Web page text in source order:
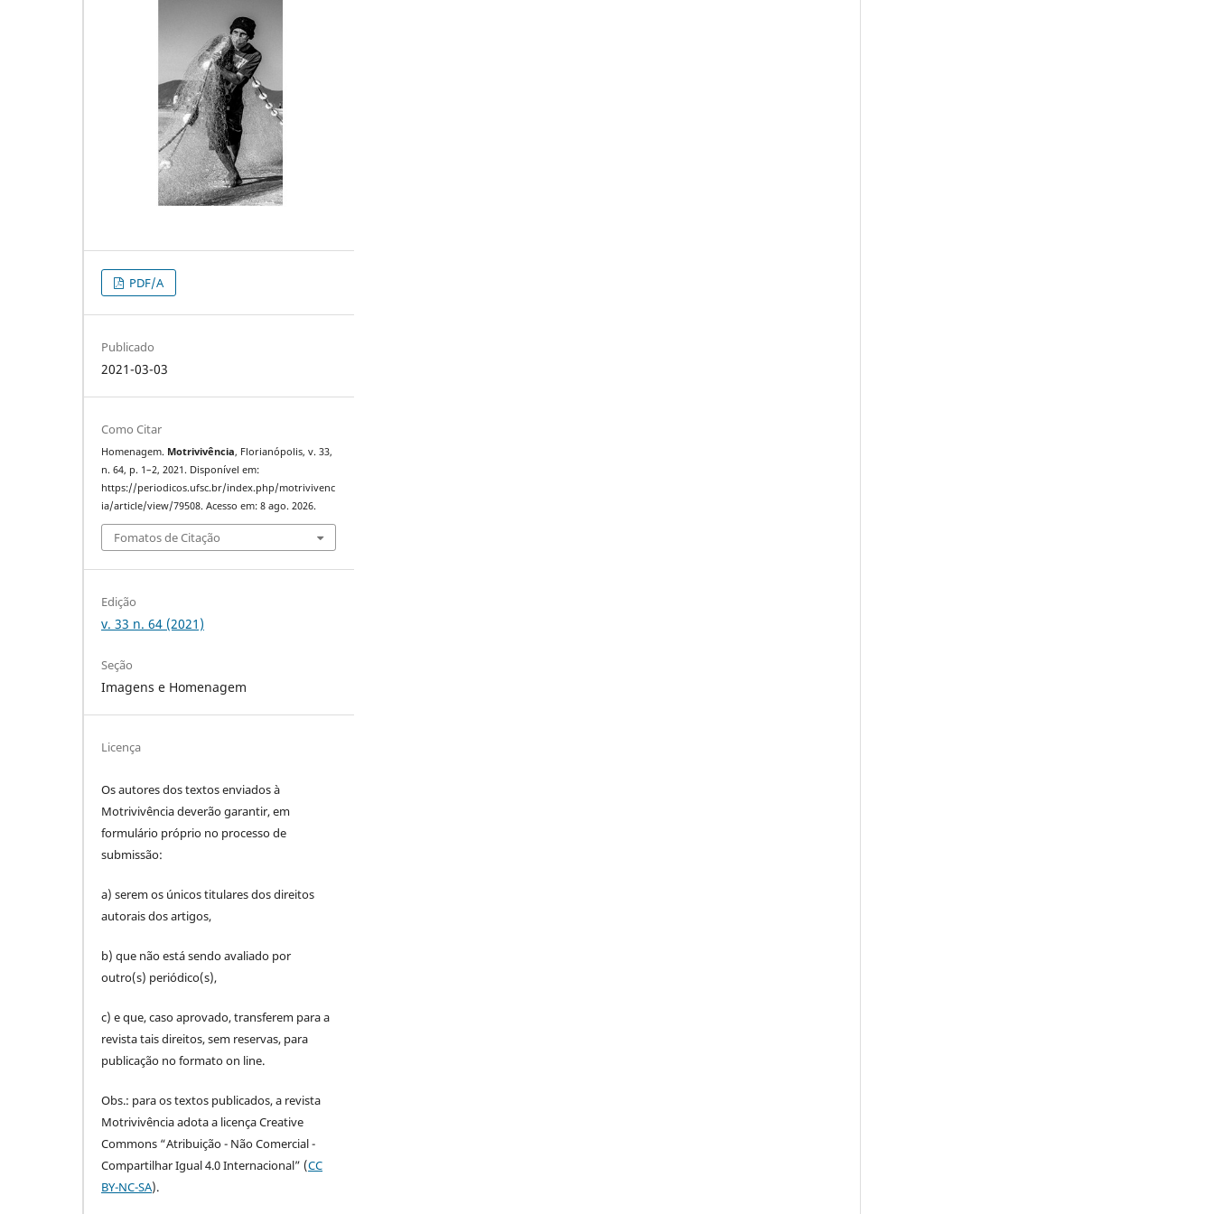
PDF/A
Publicado
2021-03-03
Como Citar
Homenagem. Motrivivência, Florianópolis, v. 33,
n. 64, p. 1–2, 2021. Disponível em:
https://periodicos.ufsc.br/index.php/motrivivenc
ia/article/view/79508. Acesso em: 8 ago. 2026.
Fomatos de Citação
Edição
v. 33 n. 64 (2021)
Seção
Imagens e Homenagem
Licença
Os autores dos textos enviados à
Motrivivência deverão garantir, em
formulário próprio no processo de
submissão:
a) serem os únicos titulares dos direitos
autorais dos artigos,
b) que não está sendo avaliado por
outro(s) periódico(s),
c) e que, caso aprovado, transferem para a
revista tais direitos, sem reservas, para
publicação no formato on line.
Obs.: para os textos publicados, a revista
Motrivivência adota a licença Creative
Commons “Atribuição - Não Comercial -
Compartilhar Igual 4.0 Internacional” (CC
BY-NC-SA).